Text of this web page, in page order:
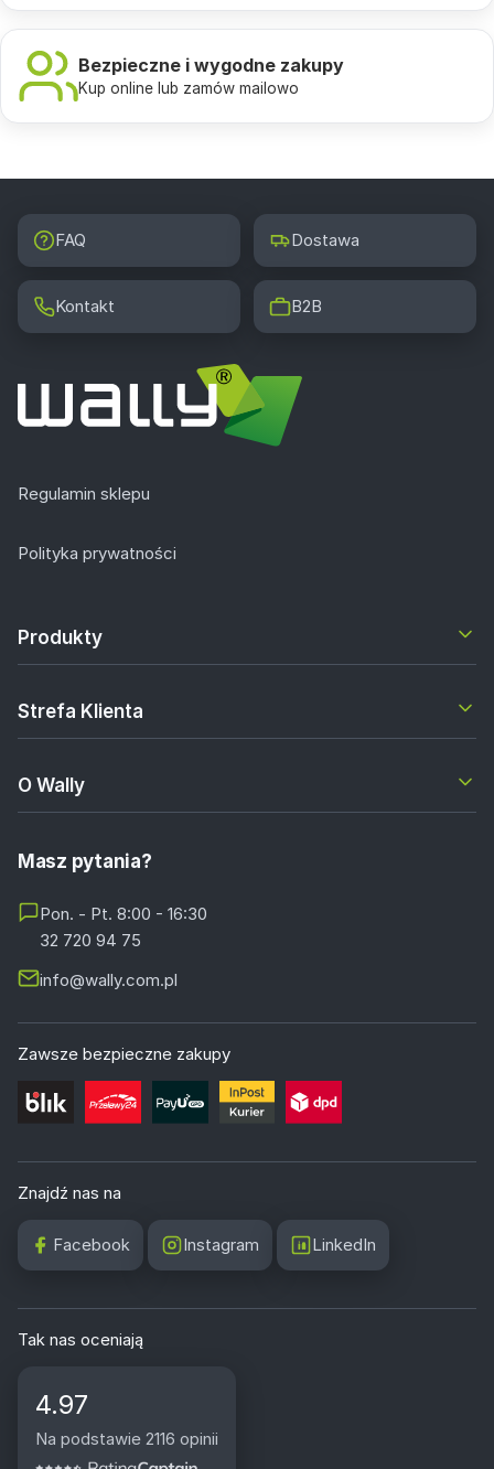
Bezpieczne i wygodne zakupy
Kup online lub zamów mailowo
FAQ Dostawa
Kontakt B2B
Regulamin sklepu
Polityka prywatności
Produkty
Strefa Klienta
O Wally
Masz pytania?
Pon. - Pt. 8:00 - 16:30
32 720 94 75
info@wally.com.pl
Zawsze bezpieczne zakupy
Znajdź nas na
Facebook Instagram LinkedIn
Tak nas oceniają
4.97
Na podstawie 2116 opinii